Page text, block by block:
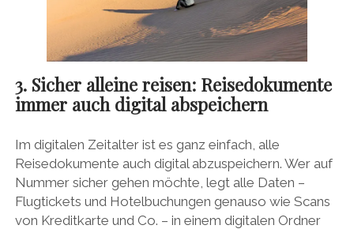
3. Sicher alleine reisen: Reisedokumente
immer auch digital abspeichern
Im digitalen Zeitalter ist es ganz einfach, alle
Reisedokumente auch digital abzuspeichern. Wer auf
Nummer sicher gehen möchte, legt alle Daten –
Flugtickets und Hotelbuchungen genauso wie Scans
von Kreditkarte und Co. – in einem digitalen Ordner